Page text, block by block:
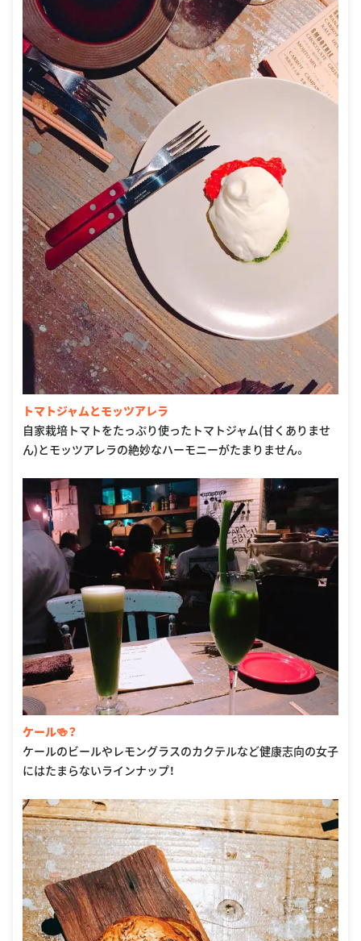
トマトジャムとモッツアレラ
自家栽培トマトをたっぷり使ったトマトジャム(甘くありませ
ん)とモッツアレラの絶妙なハーモニーがたまりません。
ケール🍻？
ケールのビールやレモングラスのカクテルなど健康志向の女子
にはたまらないラインナップ！